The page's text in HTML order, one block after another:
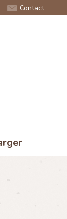
Contact